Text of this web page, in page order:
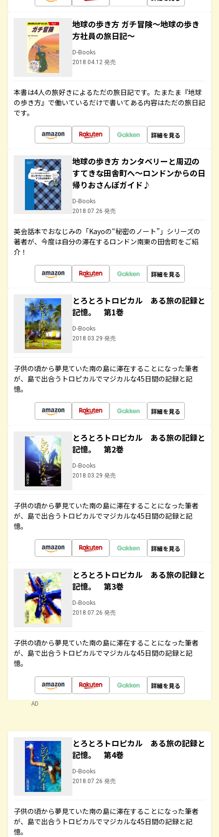
地球の歩き方 ガチ冒険～地球の歩き
方社員の旅日記～
D-Books
2018.04.12 発売
本書は4人の旅好きによるただの旅日記です。たまたま『地球
の歩き方』で働いているだけで書いてある内容はただの旅日記
です。
詳細を見る
地球の歩き方 カンタベリーと周辺の
すてきな田舎町へ～ロンドンからの日
帰りおさんぽガイド♪
D-Books
2018.07.26 発売
英会話本でおなじみの「Kayoの“秘密のノート”」シリーズの
著者が、今度は自分の滞在するロンドン南東の田舎町をご紹
介！
詳細を見る
とろとろトロピカル ある旅の記録と
記憶。 第1巻
D-Books
2018.03.29 発売
子供の頃から夢見ていた南の島に滞在することになった筆者
が、島で出合うトロピカルでマジカルな45日間の記録と記
憶。
詳細を見る
とろとろトロピカル ある旅の記録と
記憶。 第2巻
D-Books
2018.03.29 発売
子供の頃から夢見ていた南の島に滞在することになった筆者
が、島で出合うトロピカルでマジカルな45日間の記録と記
憶。
詳細を見る
とろとろトロピカル ある旅の記録と
記憶。 第3巻
D-Books
2018.07.26 発売
子供の頃から夢見ていた南の島に滞在することになった筆者
が、島で出合うトロピカルでマジカルな45日間の記録と記
憶。
詳細を見る
AD
とろとろトロピカル ある旅の記録と
記憶。 第4巻
D-Books
2018.07.26 発売
子供の頃から夢見ていた南の島に滞在することになった筆者
が、島で出合うトロピカルでマジカルな45日間の記録と記
憶。